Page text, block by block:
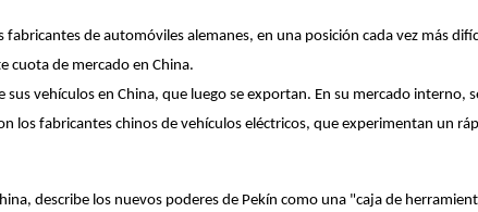
de automóviles alemanes, en una posición cada vez más
cuota de mercado en China.
vehículos en China, que luego se exportan. En su mercado interno,
los fabricantes chinos de vehículos eléctricos, que experimentan un
describe los nuevos poderes de Pekín como una "caja de